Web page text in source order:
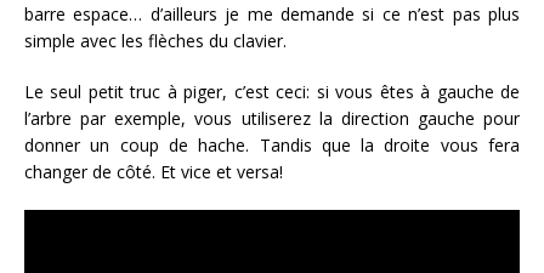
barre espace… d’ailleurs je me demande si ce n’est pas plus
simple avec les flèches du clavier.
Le seul petit truc à piger, c’est ceci: si vous êtes à gauche de
l’arbre par exemple, vous utiliserez la direction gauche pour
donner un coup de hache. Tandis que la droite vous fera
changer de côté. Et vice et versa!